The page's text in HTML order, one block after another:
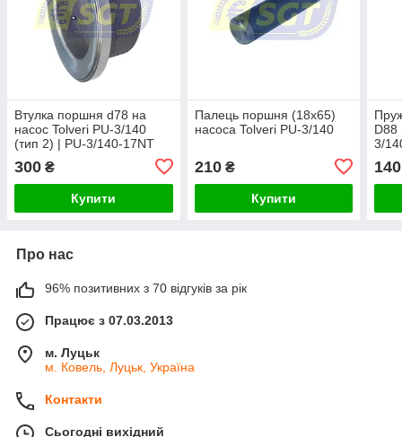
Втулка поршня d78 на
насос Tolveri PU-3/140
(тип 2) | PU-3/140-17NT
300 ₴
Купити
Палець поршня (18x65)
насоса Tolveri PU-3/140
210₴
Купити
D88
3/
140
Про нас
96% позитивних з 70 відгуків за рік
Працює з 07.03.2013
м. Луцьк
м. Ковель, Луцьк, Україна
Контакти
Сьогодні вихідний